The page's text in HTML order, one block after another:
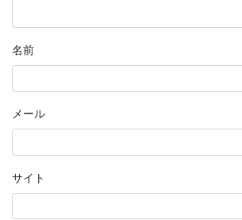
名前
メール
サイト